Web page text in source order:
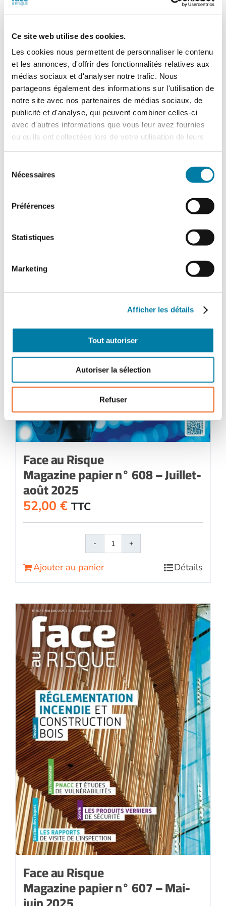
Ce site web utilise des cookies.
Les cookies nous permettent de personnaliser le contenu
et les annonces, d'offrir des fonctionnalités relatives aux
médias sociaux et d'analyser notre trafic. Nous
partageons également des informations sur l'utilisation de
notre site avec nos partenaires de médias sociaux, de
publicité et d'analyse, qui peuvent combiner celles-ci
avec d'autres informations que vous leur avez fournies
ou qu'ils ont collectées lors de votre utilisation de leurs
Nécessaires
Préférences
Statistiques
Marketing
Afficher les détails
Tout autoriser
Autoriser la sélection
Refuser
Face au Risque
Magazine papier n° 609 –
Septembre-octobre 2025
52,00€ TTC
quantité
Ajouter au panier Détails
Face au Risque
Magazine papier n° 608 – Juillet-
août 2025
52,00 € TTC
quantité
papier
n°
608
-
Juillet-
août
2025
Ajouter au panier Détails
Face au Risque
Magazine papier n° 607 – Mai-